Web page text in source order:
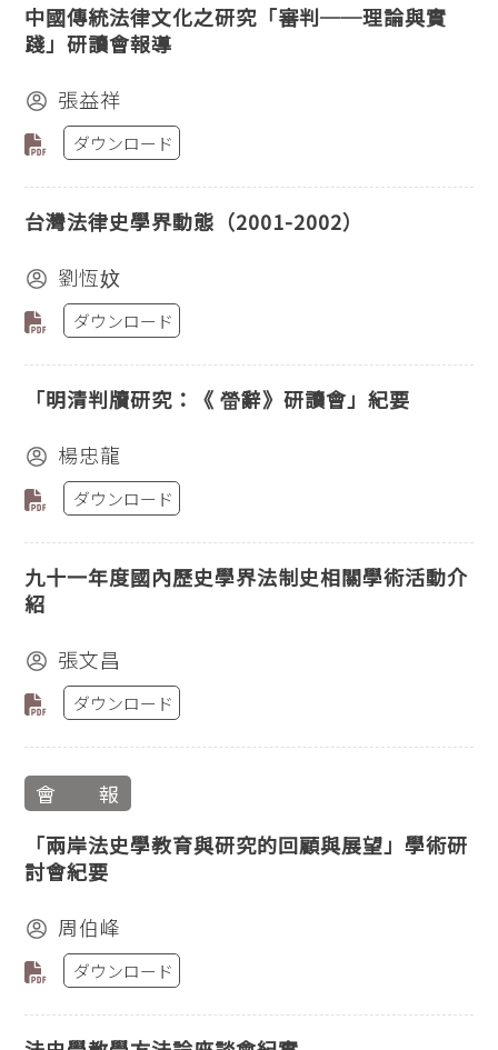
中國傳統法律文化之研究「審判──理論與實
踐」研讀會報導
張益祥
ダウンロード
台灣法律史學界動態（2001-2002）
劉恆妏
ダウンロード
「明清判牘研究：《 㽦辭》研讀會」紀要
楊忠龍
ダウンロード
九十一年度國內歷史學界法制史相關學術活動介
紹
張文昌
ダウンロード
會 報
「兩岸法史學教育與研究的回顧與展望」學術研
討會紀要
周伯峰
ダウンロード